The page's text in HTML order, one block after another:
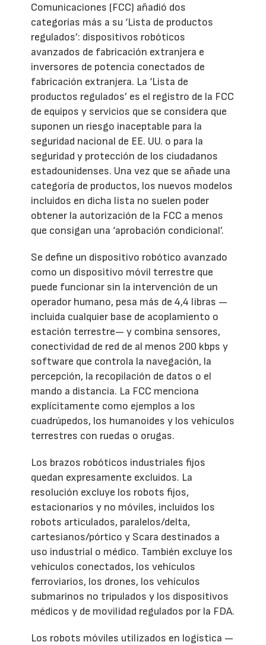
Comunicaciones (FCC) añadió dos
categorías más a su ‘Lista de productos
regulados’: dispositivos robóticos
avanzados de fabricación extranjera e
inversores de potencia conectados de
fabricación extranjera. La ‘Lista de
productos regulados’ es el registro de la FCC
de equipos y servicios que se considera que
suponen un riesgo inaceptable para la
seguridad nacional de EE. UU. o para la
seguridad y protección de los ciudadanos
estadounidenses. Una vez que se añade una
categoría de productos, los nuevos modelos
incluidos en dicha lista no suelen poder
obtener la autorización de la FCC a menos
que consigan una ‘aprobación condicional’.
Se define un dispositivo robótico avanzado
como un dispositivo móvil terrestre que
puede funcionar sin la intervención de un
operador humano, pesa más de 4,4 libras —
incluida cualquier base de acoplamiento o
estación terrestre— y combina sensores,
conectividad de red de al menos 200 kbps y
software que controla la navegación, la
percepción, la recopilación de datos o el
mando a distancia. La FCC menciona
explícitamente como ejemplos a los
cuadrúpedos, los humanoides y los vehículos
terrestres con ruedas o orugas.
Los brazos robóticos industriales fijos
quedan expresamente excluidos. La
resolución excluye los robots fijos,
estacionarios y no móviles, incluidos los
robots articulados, paralelos/delta,
cartesianos/pórtico y Scara destinados a
uso industrial o médico. También excluye los
vehículos conectados, los vehículos
ferroviarios, los drones, los vehículos
submarinos no tripulados y los dispositivos
médicos y de movilidad regulados por la FDA.
Los robots móviles utilizados en logística —